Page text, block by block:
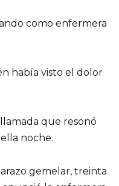
como enfermera
había visto el dolor
que resonó
noche.
gemelar, treinta